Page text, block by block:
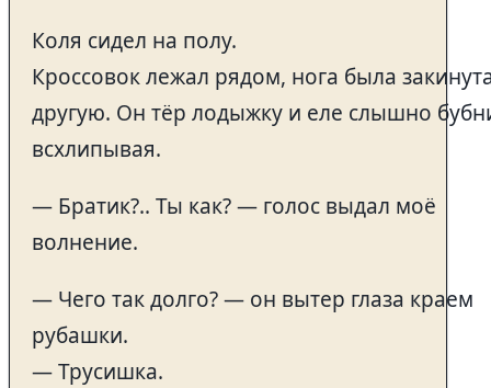
Коля сидел на полу.
Кроссовок лежал рядом, нога была
другую. Он тёр лодыжку и еле слышно
всхлипывая.
— Братик?.. Ты как? — голос выдал моё
волнение.
— Чего так долго? — он вытер глаза краем
рубашки.
— Трусишка.